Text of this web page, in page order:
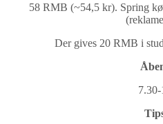
58 RMB (~54,5 kr). Spring
Der gives 20 RMB i
7.30-